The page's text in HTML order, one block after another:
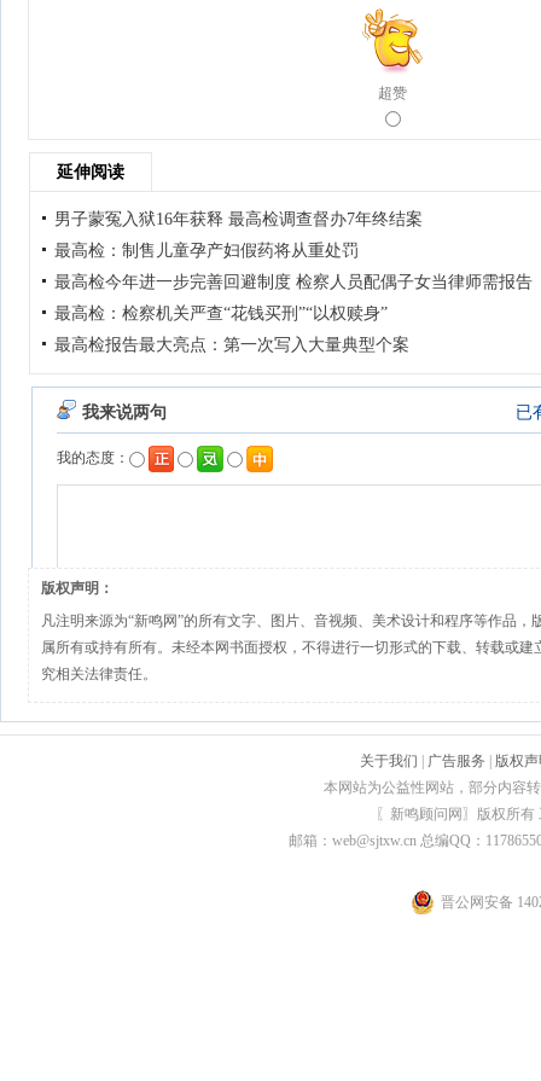
超赞
延伸阅读
男子蒙冤入狱16年获释 最高检调查督办7年终结案
最高检：制售儿童孕产妇假药将从重处罚
最高检今年进一步完善回避制度 检察人员配偶子女当律师需报告
最高检：检察机关严查“花钱买刑”“以权赎身”
最高检报告最大亮点：第一次写入大量典型个案
版权声明：
凡注明来源为“新鸣网”的所有文字、图片、音视频、美术设计和程序等作品，
属所有或持有所有。未经本网书面授权，不得进行一切形式的下载、转载或
究相关法律责任。
关于我们 广告服务
版权
本网站为公益性网站，部分内容
〖新鸣顾问网〗版权所
邮箱：web@sjtxw.cn 总编QQ：
晋公网安备